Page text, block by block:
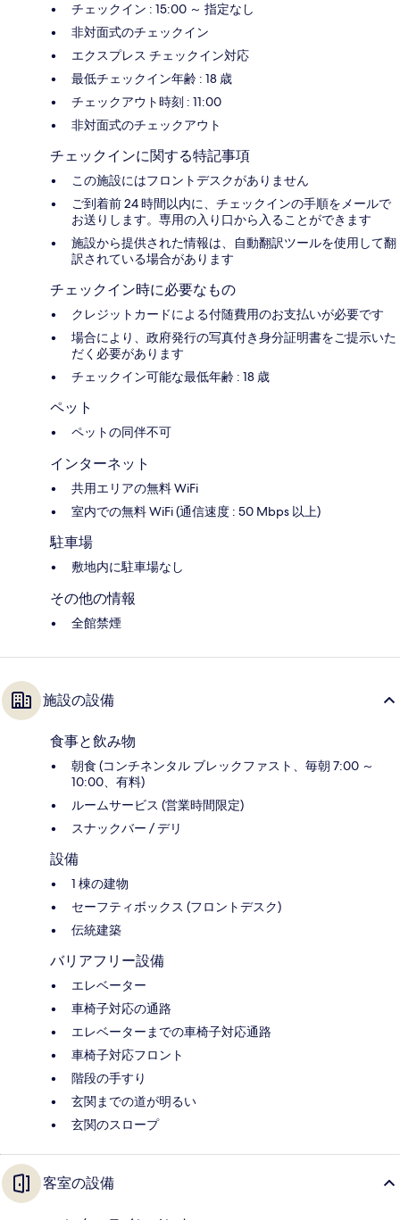
チェックイン : 15:00 ～ 指定なし
非対面式のチェックイン
エクスプレス チェックイン対応
最低チェックイン年齢 : 18 歳
チェックアウト時刻 : 11:00
非対面式のチェックアウト
チェックインに関する特記事項
この施設にはフロントデスクがありません
ご到着前 24 時間以内に、チェックインの手順をメールで
お送りします。専用の入り口から入ることができます
施設から提供された情報は、自動翻訳ツールを使用して翻
訳されている場合があります
チェックイン時に必要なもの
クレジットカードによる付随費用のお支払いが必要です
場合により、政府発行の写真付き身分証明書をご提示いた
だく必要があります
チェックイン可能な最低年齢 : 18 歳
ペット
ペットの同伴不可
インターネット
共用エリアの無料 WiFi
室内での無料 WiFi (通信速度 : 50 Mbps 以上)
駐車場
敷地内に駐車場なし
その他の情報
全館禁煙
施設の設備
食事と飲み物
朝食 (コンチネンタル ブレックファスト、毎朝 7:00 ～
10:00、有料)
ルームサービス (営業時間限定)
スナックバー / デリ
設備
1 棟の建物
セーフティボックス (フロントデスク)
伝統建築
バリアフリー設備
エレベーター
車椅子対応の通路
エレベーターまでの車椅子対応通路
車椅子対応フロント
階段の手すり
玄関までの道が明るい
玄関のスロープ
客室の設備